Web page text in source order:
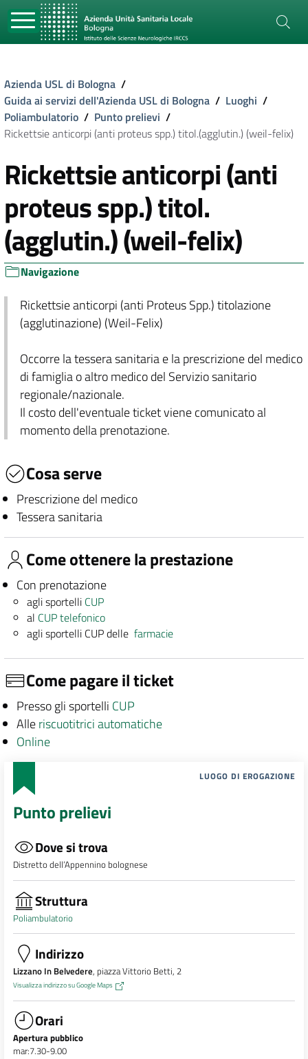
Azienda USL di Bologna /
Guida ai servizi dell'Azienda USL di Bologna / Luoghi /
Poliambulatorio / Punto prelievi /
Rickettsie anticorpi (anti proteus spp.) titol.(agglutin.) (weil-felix)
Rickettsie anticorpi (anti
proteus spp.) titol.
(agglutin.) (weil-felix)
Navigazione
Rickettsie anticorpi (anti Proteus Spp.) titolazione
(agglutinazione) (Weil-Felix)
Occorre la tessera sanitaria e la prescrizione del medico
di famiglia o altro medico del Servizio sanitario
regionale/nazionale.
Il costo dell'eventuale ticket viene comunicato al
momento della prenotazione.
Cosa serve
Prescrizione del medico
Tessera sanitaria
Come ottenere la prestazione
Con prenotazione
agli sportelli CUP
al CUP telefonico
agli sportelli CUP dellefarmacie
Come pagare il ticket
Presso gli sportelli CUP
Alleriscuotitrici automatiche
Online
LUOGO DI EROGAZIONE
Punto prelievi
Dove si trova
Distretto dell’Appennino bolognese
Struttura
Poliambulatorio
Indirizzo
Lizzano In Belvedere, piazza Vittorio Betti, 2
Visualizza indirizzo su Google Maps
Orari
Apertura pubblico
mar:7.30-9.00